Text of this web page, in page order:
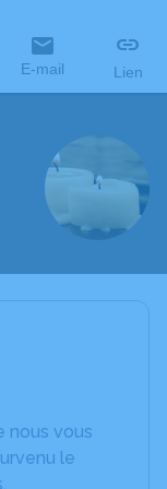
E-mail Lien
nous vous
le